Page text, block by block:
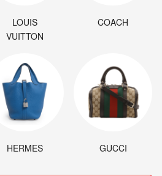
LOUIS
VUITTON
COACH
HERMES GUCCI